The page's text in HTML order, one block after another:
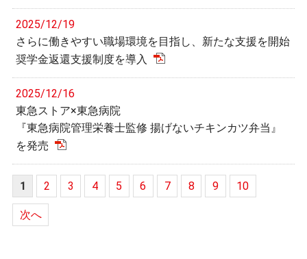
2025/12/19
さらに働きやすい職場環境を目指し、新たな支援を開始
奨学金返還支援制度を導入
2025/12/16
東急ストア×東急病院
『東急病院管理栄養士監修 揚げないチキンカツ弁当』
を発売
1 2 3 4 5 6 7 8 9 10
次へ